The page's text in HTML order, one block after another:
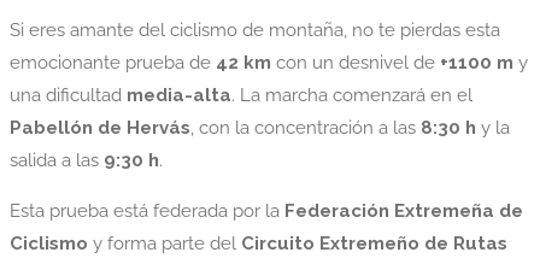
Si eres amante del ciclismo de montaña, no te pierdas esta
emocionante prueba de 42 km con un desnivel de +1100 m y
una dificultad media-alta. La marcha comenzará en el
Pabellón de Hervás, con la concentración a las 8:30 h y la
salida a las 9:30 h.
Esta prueba está federada por la Federación Extremeña de
Ciclismo y forma parte del Circuito Extremeño de Rutas